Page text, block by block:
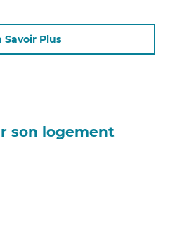
Savoir Plus
son logement